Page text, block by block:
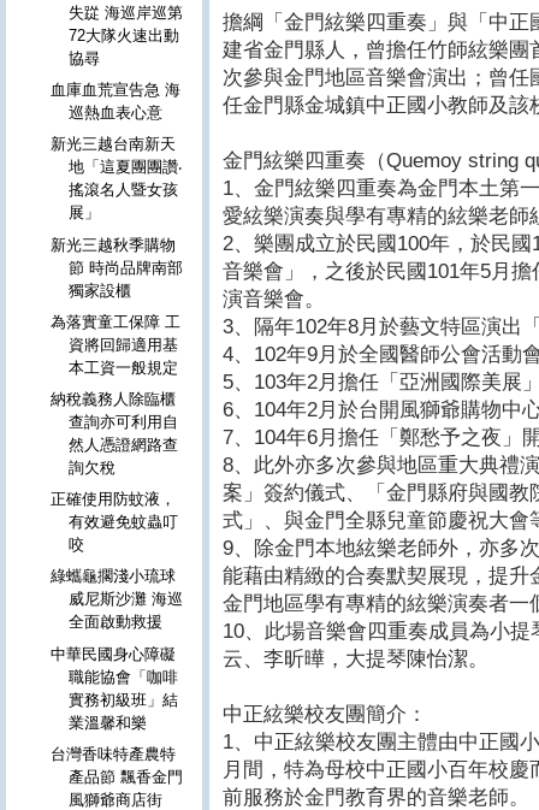
擔綱「金門絃樂四重奏」與「中
建省金門縣人，曾擔任竹師絃樂
次參與金門地區音樂會演出；曾
任金門縣金城鎮中正國小教師及該
金門絃樂四重奏（Quemoy string
1、金門絃樂四重奏為金門本土第
愛絃樂演奏與學有專精的絃樂老師
2、樂團成立於民國100年，於民
音樂會」，之後於民國101年5月
演音樂會。
3、隔年102年8月於藝文特區演出
4、102年9月於全國醫師公會活動
5、103年2月擔任「亞洲國際美展
6、104年2月於台開風獅爺購物中
7、104年6月擔任「鄭愁予之夜」
8、此外亦多次參與地區重大典禮
案」簽約儀式、「金門縣府與國
式」、與金門全縣兒童節慶祝大會
9、除金門本地絃樂老師外，亦多
能藉由精緻的合奏默契展現，提
金門地區學有專精的絃樂演奏者一
10、此場音樂會四重奏成員為小
云、李昕曄，大提琴陳怡潔。
中正絃樂校友團簡介：
1、中正絃樂校友團主體由中正國
月間，特為母校中正國小百年校
前服務於金門教育界的音樂老師。
失踨 海巡岸巡第
72大隊火速出動
協尋
血庫血荒宣告急 海
巡熱血表心意
新光三越台南新天
地「這夏團團讚‧
搖滾名人暨女孩
展」
新光三越秋季購物
節 時尚品牌南部
獨家設櫃
為落實童工保障 工
資將回歸適用基
本工資一般規定
納稅義務人除臨櫃
查詢亦可利用自
然人憑證網路查
詢欠稅
正確使用防蚊液，
有效避免蚊蟲叮
咬
綠蠵龜擱淺小琉球
威尼斯沙灘 海巡
全面啟動救援
中華民國身心障礙
職能協會「咖啡
實務初級班」結
業溫馨和樂
台灣香味特產農特
產品節 飄香金門
風獅爺商店街